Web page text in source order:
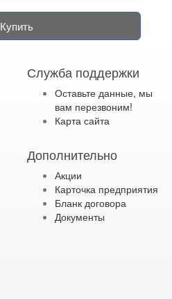
Купить
Служба поддержки
Оставьте данные, мы
вам перезвоним!
Карта сайта
Дополнительно
Акции
Карточка предприятия
Бланк договора
Документы